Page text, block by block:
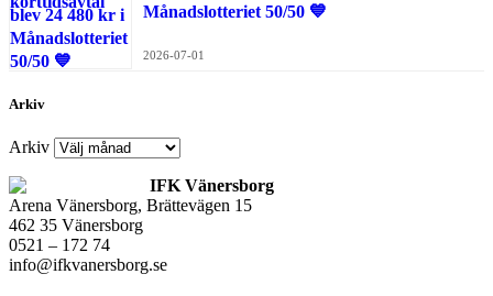
Månadslotteriet 50/50 💙
2026-07-01
Arkiv
Arkiv
IFK Vänersborg
Arena Vänersborg, Brättevägen 15
462 35 Vänersborg
0521 – 172 74
info@ifkvanersborg.se